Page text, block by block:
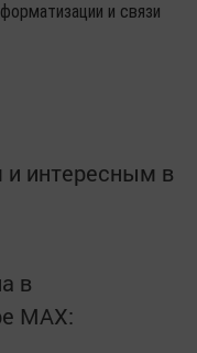
и связи
интересным в
в
MАХ: